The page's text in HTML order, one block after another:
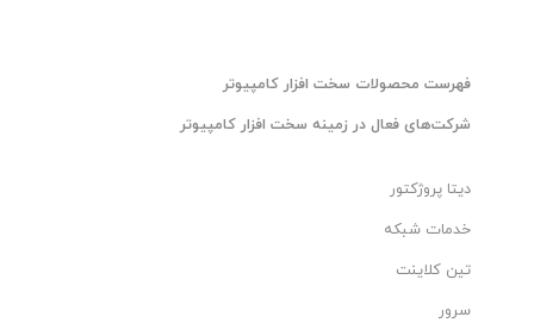
فهرست محصولات سخت افزار کامپیوتر
شرکت‌های فعال در زمینه سخت افزار کامپیوتر
دیتا پروژکتور
خدمات شبکه
تین کلاینت
سرور